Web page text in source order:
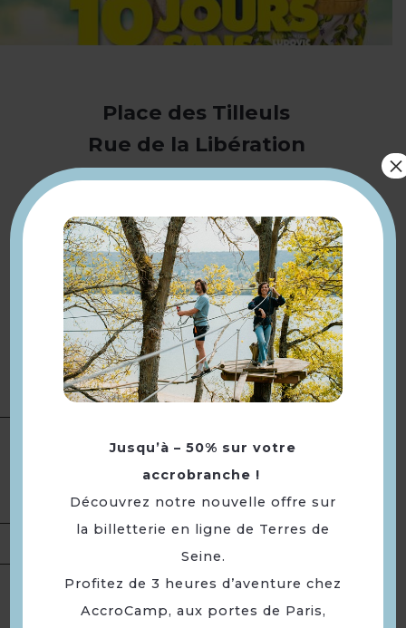
Place des Tilleuls
Rue de la Libération
78410 Flins-sur-Seine
www.destination-yvelines.fr
Description
Accueil à partir de 20h
Animation Quiz
Lancement du film à la tombée
de la nuit
Cet évènement est organisé par
le Département des Yvelines.
Projection cinéma
Portée :Départementale
Ouverture
Lundi 24 août 2026 à partir de
20h.
Jusqu’à – 50% sur votre
accrobranche !
Découvrez notre nouvelle offre sur
la billetterie en ligne de Terres de
Seine.
Profitez de 3 heures d’aventure chez
AccroCamp, aux portes de Paris,
×